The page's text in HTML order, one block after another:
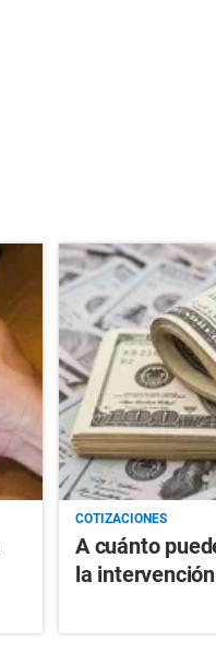
COTIZACIONES
A cuánto
la